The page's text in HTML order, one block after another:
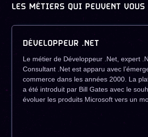
LES MÉTIERS QUI PEUVENT VOUS
DÉVELOPPEUR .NET
Le métier de Développeur .Net, expert
Consultant .Net est apparu avec
commerce dans les années 2000. La
a été introduit par Bill Gates avec le
évoluer les produits Microsoft vers un